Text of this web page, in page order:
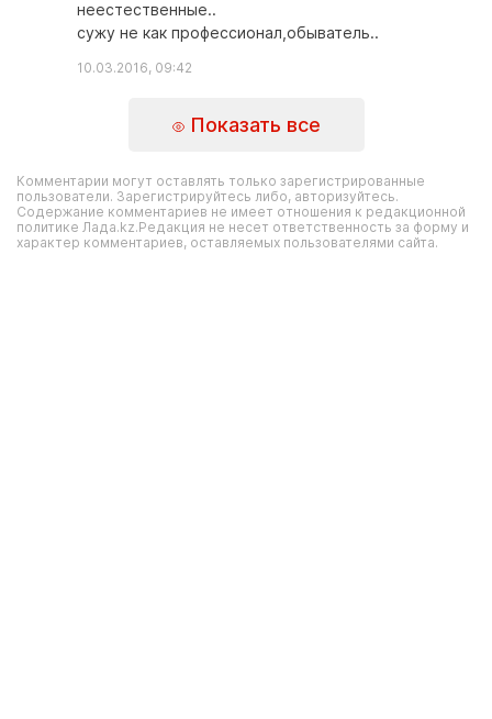
неестественные..
сужу не как профессионал,обыватель..
10.03.2016, 09:42
Показать все
Комментарии могут оставлять только зарегистрированные
пользователи. Зарегистрируйтесь либо, авторизуйтесь.
Содержание комментариев не имеет отношения к редакционной
политике Лада.kz.Редакция не несет ответственность за форму и
характер комментариев, оставляемых пользователями сайта.